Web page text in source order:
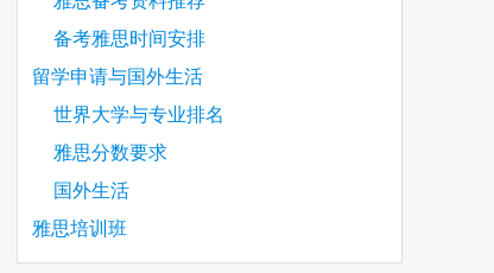
备考雅思时间安排
留学申请与国外生活
世界大学与专业排名
雅思分数要求
国外生活
雅思培训班